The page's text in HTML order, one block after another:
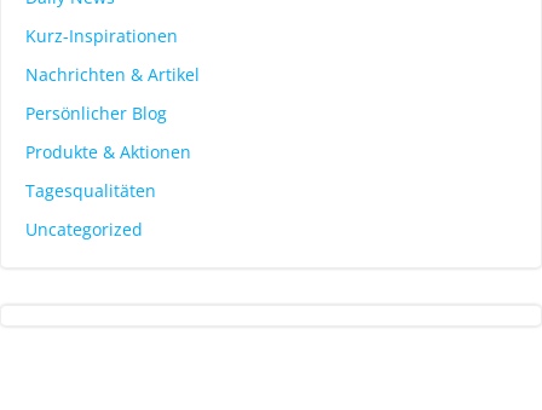
Kurz-Inspirationen
Nachrichten & Artikel
Persönlicher Blog
Produkte & Aktionen
Tagesqualitäten
Uncategorized